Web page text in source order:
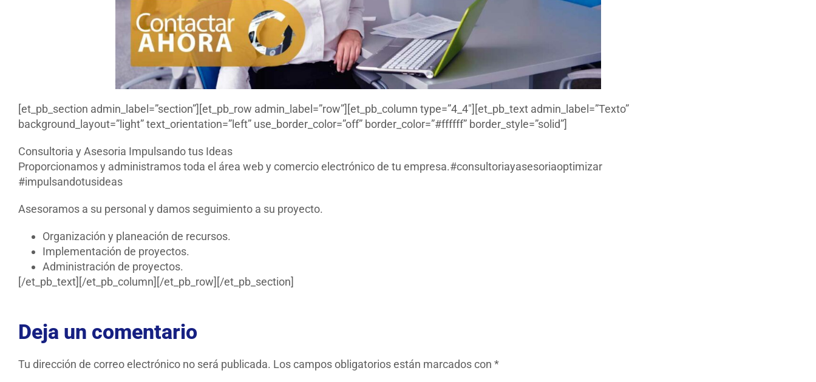
[et_pb_section admin_label=”section”][et_pb_row admin_label=”row”][et_pb_column type=”4_4″][et_pb_text admin_label=”Texto”
background_layout=”light” text_orientation=”left” use_border_color=”off” border_color=”#ffffff” border_style=”solid”]
Consultoria y Asesoria Impulsando tus Ideas
Proporcionamos y administramos toda el área web y comercio electrónico de tu empresa.#consultoriayasesoriaoptimizar
#impulsandotusideas
Asesoramos a su personal y damos seguimiento a su proyecto.
Organización y planeación de recursos.
Implementación de proyectos.
Administración de proyectos.
[/et_pb_text][/et_pb_column][/et_pb_row][/et_pb_section]
Deja un comentario
Tu dirección de correo electrónico no será publicada. Los campos obligatorios están marcados con *